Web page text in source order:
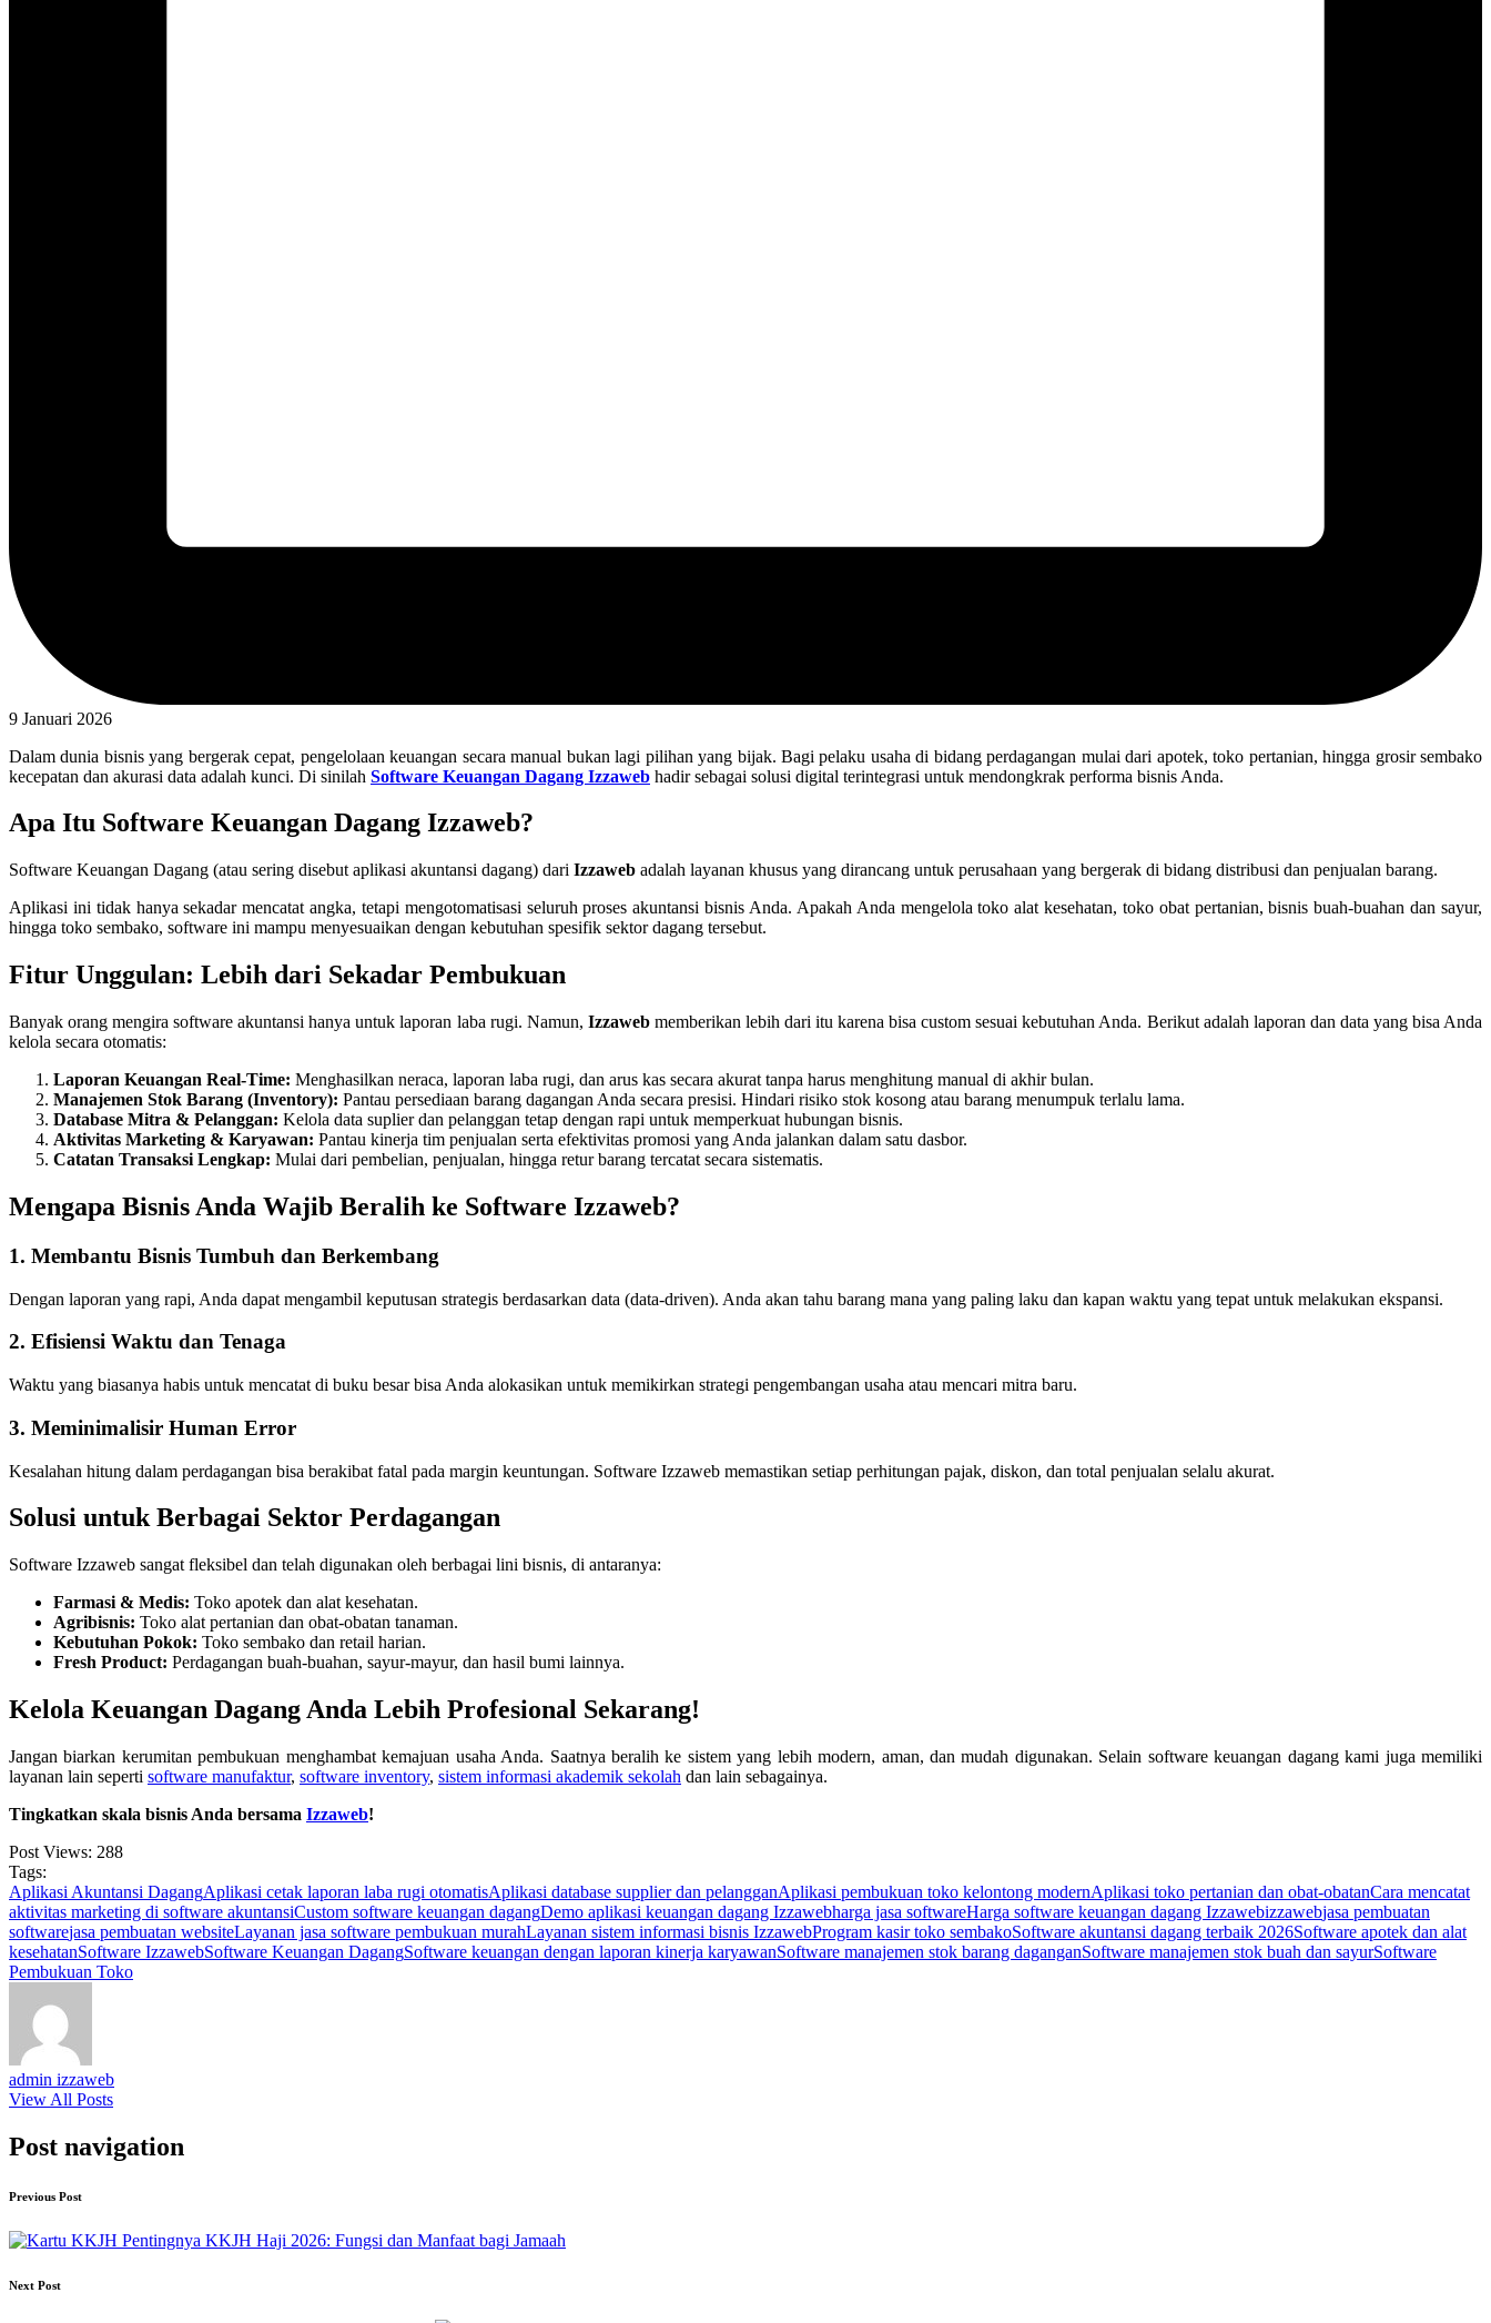
9 Januari 2026
Dalam dunia bisnis yang bergerak cepat, pengelolaan keuangan secara manual bukan lagi pilihan yang bijak. Bagi pelaku usaha di bidang perdagangan mulai dari apotek, toko pertanian, hingga grosir sembako
kecepatan dan akurasi data adalah kunci. Di sinilah Software Keuangan Dagang Izzaweb hadir sebagai solusi digital terintegrasi untuk mendongkrak performa bisnis Anda.
Apa Itu Software Keuangan Dagang Izzaweb?
Software Keuangan Dagang (atau sering disebut aplikasi akuntansi dagang) dari Izzaweb adalah layanan khusus yang dirancang untuk perusahaan yang bergerak di bidang distribusi dan penjualan barang.
Aplikasi ini tidak hanya sekadar mencatat angka, tetapi mengotomatisasi seluruh proses akuntansi bisnis Anda. Apakah Anda mengelola toko alat kesehatan, toko obat pertanian, bisnis buah-buahan dan sayur,
hingga toko sembako, software ini mampu menyesuaikan dengan kebutuhan spesifik sektor dagang tersebut.
Fitur Unggulan: Lebih dari Sekadar Pembukuan
Banyak orang mengira software akuntansi hanya untuk laporan laba rugi. Namun, Izzawebmemberikan lebih dari itu karena bisa custom sesuai kebutuhan Anda. Berikut adalah laporan dan data yang bisa Anda
kelola secara otomatis:
Laporan Keuangan Real-Time: Menghasilkan neraca, laporan laba rugi, dan arus kas secara akurat tanpa harus menghitung manual di akhir bulan.
Manajemen Stok Barang (Inventory): Pantau persediaan barang dagangan Anda secara presisi. Hindari risiko stok kosong atau barang menumpuk terlalu lama.
Database Mitra & Pelanggan: Kelola data suplier dan pelanggan tetap dengan rapi untuk memperkuat hubungan bisnis.
Aktivitas Marketing & Karyawan: Pantau kinerja tim penjualan serta efektivitas promosi yang Anda jalankan dalam satu dasbor.
Catatan Transaksi Lengkap: Mulai dari pembelian, penjualan, hingga retur barang tercatat secara sistematis.
Mengapa Bisnis Anda Wajib Beralih ke Software Izzaweb?
1. Membantu Bisnis Tumbuh dan Berkembang
Dengan laporan yang rapi, Anda dapat mengambil keputusan strategis berdasarkan data (data-driven). Anda akan tahu barang mana yang paling laku dan kapan waktu yang tepat untuk melakukan ekspansi.
2. Efisiensi Waktu dan Tenaga
Waktu yang biasanya habis untuk mencatat di buku besar bisa Anda alokasikan untuk memikirkan strategi pengembangan usaha atau mencari mitra baru.
3. Meminimalisir Human Error
Kesalahan hitung dalam perdagangan bisa berakibat fatal pada margin keuntungan. Software Izzaweb memastikan setiap perhitungan pajak, diskon, dan total penjualan selalu akurat.
Solusi untuk Berbagai Sektor Perdagangan
Software Izzaweb sangat fleksibel dan telah digunakan oleh berbagai lini bisnis, di antaranya:
Farmasi & Medis: Toko apotek dan alat kesehatan.
Agribisnis: Toko alat pertanian dan obat-obatan tanaman.
Kebutuhan Pokok: Toko sembako dan retail harian.
Fresh Product: Perdagangan buah-buahan, sayur-mayur, dan hasil bumi lainnya.
Kelola Keuangan Dagang Anda Lebih Profesional Sekarang!
Jangan biarkan kerumitan pembukuan menghambat kemajuan usaha Anda. Saatnya beralih ke sistem yang lebih modern, aman, dan mudah digunakan. Selain software keuangan dagang kami juga memiliki
layanan lain seperti software manufaktur, software inventory, sistem informasi akademik sekolah dan lain sebagainya.
Tingkatkan skala bisnis Anda bersama Izzaweb!
Post Views: 288
Tags:
Aplikasi Akuntansi DagangAplikasi cetak laporan laba rugi otomatisAplikasi database supplier dan pelangganAplikasi pembukuan toko kelontong modernAplikasi toko pertanian dan obat-obatanCara mencatat
aktivitas marketing di software akuntansiCustom software keuangan dagangDemo aplikasi keuangan dagang Izzawebharga jasa softwareHarga software keuangan dagang Izzawebizzawebjasa pembuatan
softwarejasa pembuatan websiteLayanan jasa software pembukuan murahLayanan sistem informasi bisnis IzzawebProgram kasir toko sembakoSoftware akuntansi dagang terbaik 2026Software apotek dan alat
kesehatanSoftware IzzawebSoftware Keuangan DagangSoftware keuangan dengan laporan kinerja karyawanSoftware manajemen stok barang daganganSoftware manajemen stok buah dan sayurSoftware
Pembukuan Toko
admin izzaweb
View All Posts
Post navigation
Previous Post
Pentingnya KKJH Haji 2026: Fungsi dan Manfaat bagi Jamaah
Next Post